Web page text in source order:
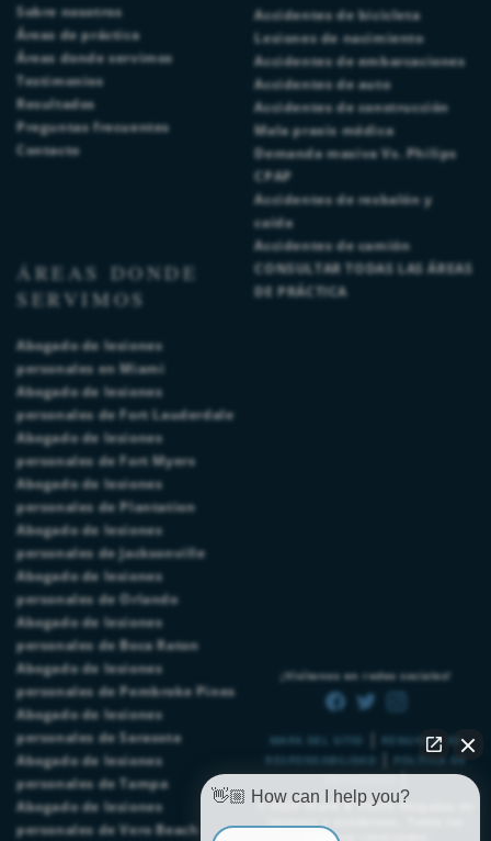
Sobre nosotros
Áreas de práctica
Áreas donde servimos
Testimonios
Resultados
Preguntas frecuentes
Contacto
Accidentes de bicicleta
Lesiones de nacimiento
Accidentes de embarcaciones
Accidentes de auto
Accidentes de construcción
Mala praxis médica
Demanda masiva Vs. Philips
CPAP
Accidentes de resbalón y
caída
Accidentes de camión
CONSULTAR TODAS LAS ÁREAS
DE PRÁCTICA
ÁREAS DONDE
SERVIMOS
Abogado de lesiones
personales en Miami
Abogado de lesiones
personales de Fort Lauderdale
Abogado de lesiones
personales de Fort Myers
Abogado de lesiones
personales de Plantation
Abogado de lesiones
personales de Jacksonville
Abogado de lesiones
personales de Orlando
Abogado de lesiones
personales de Boca Raton
Abogado de lesiones
personales de Pembroke Pines
Abogado de lesiones
personales de Sarasota
Abogado de lesiones
personales de Tampa
Abogado de lesiones
personales de Vero Beach
MAPA DEL SITIO
RENUNCIA DE
RESPONSABILIDAD
|
POLÍTICA DE
PRIVACIDAD|
© 2026Chalik & Chalik Abogados de
derechos reservados.
¡Visítenos en redes sociales!
👋🏼 How can I help you?